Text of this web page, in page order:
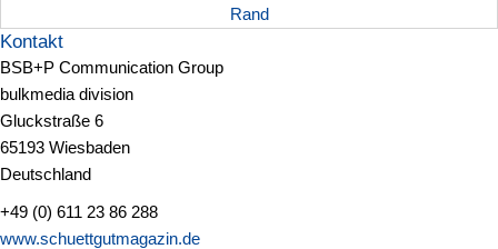
Kontakt
BSB+P Communication Group
bulkmedia division
Gluckstraße 6
65193 Wiesbaden
Deutschland
+49 (0) 611 23 86 288
www.schuettgutmagazin.de